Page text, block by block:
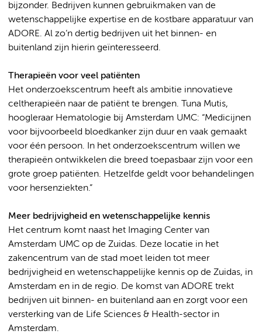
bijzonder. Bedrijven kunnen gebruikmaken van de
wetenschappelijke expertise en de kostbare apparatuur van
ADORE. Al zo’n dertig bedrijven uit het binnen- en
buitenland zijn hierin geïnteresseerd.
Therapieën voor veel patiënten
Het onderzoekscentrum heeft als ambitie innovatieve
celtherapieën naar de patiënt te brengen. Tuna Mutis,
hoogleraar Hematologie bij Amsterdam UMC: “Medicijnen
voor bijvoorbeeld bloedkanker zijn duur en vaak gemaakt
voor één persoon. In het onderzoekscentrum willen we
therapieën ontwikkelen die breed toepasbaar zijn voor een
grote groep patiënten. Hetzelfde geldt voor behandelingen
voor hersenziekten.”
Meer bedrijvigheid en wetenschappelijke kennis
Het centrum komt naast het Imaging Center van
Amsterdam UMC op de Zuidas. Deze locatie in het
zakencentrum van de stad moet leiden tot meer
bedrijvigheid en wetenschappelijke kennis op de Zuidas, in
Amsterdam en in de regio. De komst van ADORE trekt
bedrijven uit binnen- en buitenland aan en zorgt voor een
versterking van de Life Sciences & Health-sector in
Amsterdam.